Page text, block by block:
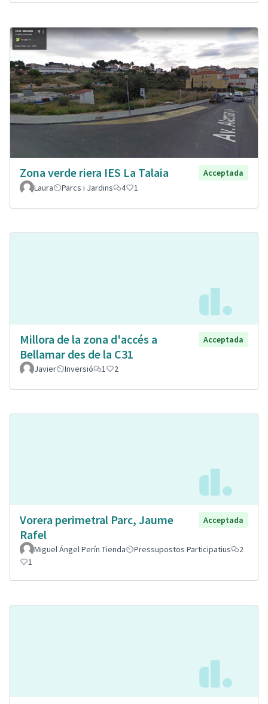
Zona verde riera IES La Talaia
Acceptada
Laura
Parcs i Jardins 4 1
Millora de la zona d'accés a
Bellamar des de la C31
Acceptada
Javier Inversió 1 2
Vorera perimetral Parc, Jaume
Rafel
Acceptada
Miguel Ángel Perín Tienda Pressupostos Participatius
2
1